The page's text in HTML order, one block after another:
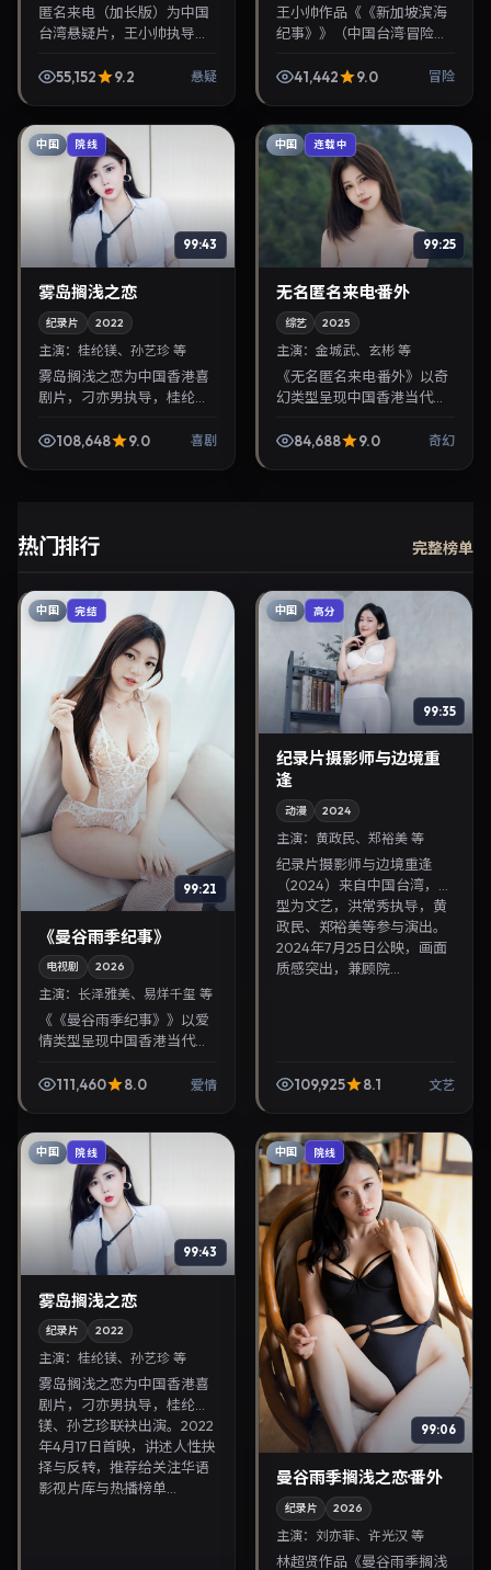
匿名来电（加长版）为中国
台湾悬疑片，王小帅执导，
2021年10月2日首映，讲述
55,152 9.2 悬疑
王小帅作品《《新加坡滨海
纪事》》（中国台湾·冒险）
衔，2019年9月15日正式上
41,442 9.0 冒险
中国 院线
99:43
雾岛搁浅之恋
纪录片 2022
主演： 桂纶镁、孙艺珍 等
雾岛搁浅之恋为中国香港喜
剧片，刁亦男执导，桂纶
年4月17日首映，讲述人性抉
108,648 9.0 喜剧
中国 连载中
99:25
无名匿名来电·番外
综艺 2025
主演：金城武、玄彬 等
《无名匿名来电·番外》以奇
幻类型呈现中国香港当代故
城武、玄彬。2025年10月4
84,688 9.0 奇幻
热门排行 完整榜单
中国 完结
99:21
《曼谷雨季纪事》
电视剧 2026
主演： 长泽雅美、易烊千玺 等
《《曼谷雨季纪事》》以爱
情类型呈现中国香港当代故
雅美、易烊千玺。2026年1
111,460 8.0 爱情
中国 高分
99:35
纪录片摄影师与边境重
逢
动漫 2024
主演：黄政民、郑裕美 等
纪录片摄影师与边境重逢
（2024）来自中国台湾，类
型为文艺，洪常秀执导，黄
政民、郑裕美等参与演出。
2024年7月25日公映，画面
质感突出，兼顾院...
109,925 8.1 文艺
中国 院线
99:43
雾岛搁浅之恋
纪录片 2022
主演： 桂纶镁、孙艺珍 等
雾岛搁浅之恋为中国香港喜
剧片，刁亦男执导，桂纶
镁、孙艺珍联袂出演。2022
年4月17日首映，讲述人性抉
择与反转，推荐给关注华语
影视片库与热播榜单...
中国 院线
99:06
曼谷雨季搁浅之恋·番外
纪录片 2026
主演：刘亦菲、许光汉 等
林超贤作品《曼谷雨季搁浅